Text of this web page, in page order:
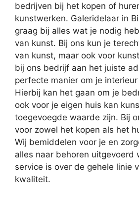
bedrijven bij het kopen of
kunstwerken. Galeridelaar in
graag bij alles wat je nodig
van kunst. Bij ons kun je
van kunst, maar ook voor
bij ons bedrijf aan het juiste
perfecte manier om je
Hierbij kan het gaan om je
ook voor je eigen huis kan
toegevoegde waarde zijn. Bij
voor zowel het kopen als het
Wij bemiddelen voor je en
alles naar behoren uitgevoerd
service is over de gehele linie
kwaliteit.